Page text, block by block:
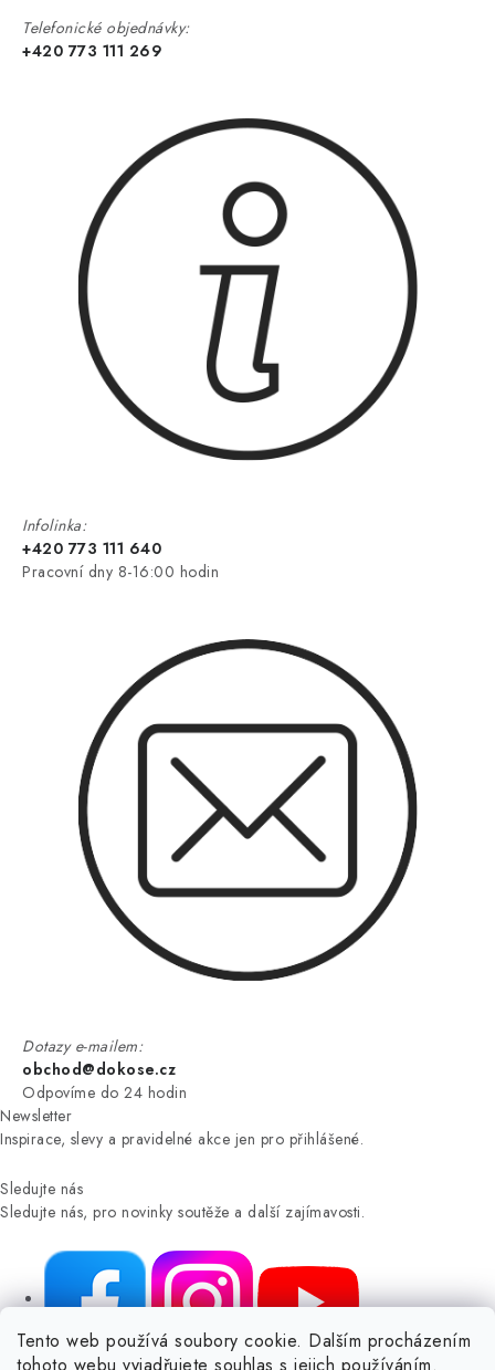
Tento web používá soubory cookie. Dalším procházením
Telefonické objednávky:
+420 773 111 269
Infolinka:
+420 773 111 640
Pracovní dny 8-16:00 hodin
Dotazy e-mailem:
obchod@dokose.cz
Odpovíme do 24 hodin
Newsletter
Inspirace, slevy a pravidelné akce jen pro přihlášené.
Sledujte nás
Sledujte nás, pro novinky soutěže a další zajímavosti.